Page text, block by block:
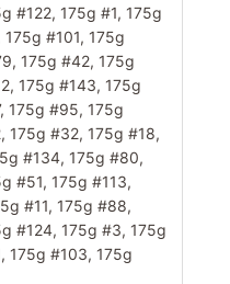
#122, 175g #1, 175g
175g #101, 175g
175g #42, 175g
175g #143, 175g
175g #95, 175g
175g #32, 175g #18,
#134, 175g #80,
#51, 175g #113,
#11, 175g #88,
#124, 175g #3, 175g
175g #103, 175g